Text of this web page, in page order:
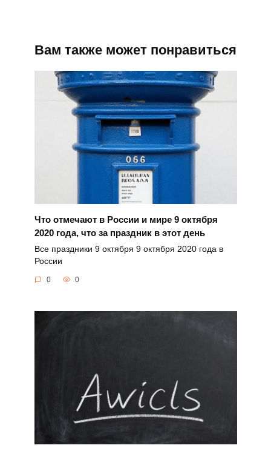
Вам также может понравиться
Что отмечают в России и мире 9 октября
2020 года, что за праздник в этот день
Все праздники 9 октября 9 октября 2020 года в
России
0 0